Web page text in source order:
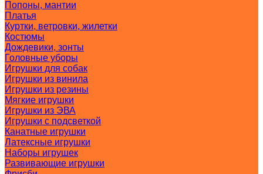
Попоны, мантии
Платья
Куртки, ветровки, жилетки
Костюмы
Дождевики, зонты
Головные уборы
Игрушки для собак
Игрушки из винила
Игрушки из резины
Мягкие игрушки
Игрушки из ЭВА
Игрушки с подсветкой
Канатные игрушки
Латексные игрушки
Наборы игрушек
Развивающие игрушки